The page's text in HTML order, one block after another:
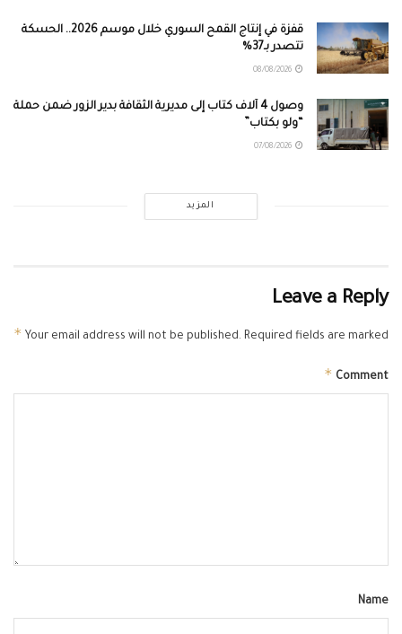
قفزة في إنتاج القمح السوري خلال موسم 2026.. الحسكة
تتصدر بـ37%
وصول 4 آلاف كتاب إلى مديرية الثقافة بدير الزور ضمن حملة
“ولو بكتاب”
المزيد
Leave a Reply
Your email address will not be published. Required fields are marked
*
Comment
*
Name